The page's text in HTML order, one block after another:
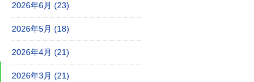
2026年6月 (23)
2026年5月 (18)
2026年4月 (21)
2026年3月 (21)